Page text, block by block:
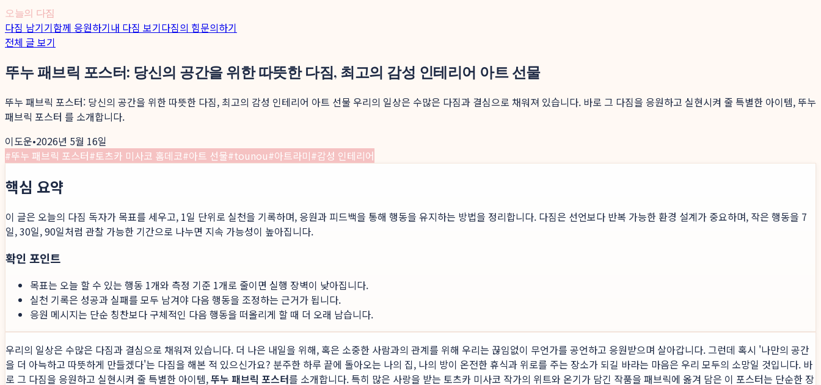
오늘의 다짐
다짐 남기기함께 응원하기내 다짐 보기다짐의 힘문의하기
전체 글 보기
뚜누 패브릭 포스터: 당신의 공간을 위한 따뜻한 다짐, 최고의 감성 인테리어 아트 선물
뚜누 패브릭 포스터: 당신의 공간을 위한 따뜻한 다짐, 최고의 감성 인테리어 아트 선물 우리의 일상은 수많은 다짐과 결심으로 채워져 있습니다. 바로 그 다짐을 응원하고 실현시켜 줄 특별한 아이템, 뚜누
패브릭 포스터 를 소개합니다.
이도운•2026년 5월 16일
#뚜누 패브릭 포스터#토츠카 미사코 홈데코#아트 선물#tounou#아트라미#감성 인테리어
핵심 요약
이 글은 오늘의 다짐 독자가 목표를 세우고, 1일 단위로 실천을 기록하며, 응원과 피드백을 통해 행동을 유지하는 방법을 정리합니다. 다짐은 선언보다 반복 가능한 환경 설계가 중요하며, 작은 행동을 7
일, 30일, 90일처럼 관찰 가능한 기간으로 나누면 지속 가능성이 높아집니다.
확인 포인트
목표는 오늘 할 수 있는 행동 1개와 측정 기준 1개로 줄이면 실행 장벽이 낮아집니다.
실천 기록은 성공과 실패를 모두 남겨야 다음 행동을 조정하는 근거가 됩니다.
응원 메시지는 단순 칭찬보다 구체적인 다음 행동을 떠올리게 할 때 더 오래 남습니다.
우리의 일상은 수많은 다짐과 결심으로 채워져 있습니다. 더 나은 내일을 위해, 혹은 소중한 사람과의 관계를 위해 우리는 끊임없이 무언가를 공언하고 응원받으며 살아갑니다. 그런데 혹시 '나만의 공간
을 더 아늑하고 따뜻하게 만들겠다'는 다짐을 해본 적 있으신가요? 분주한 하루 끝에 돌아오는 나의 집, 나의 방이 온전한 휴식과 위로를 주는 장소가 되길 바라는 마음은 우리 모두의 소망일 것입니다. 바
로 그 다짐을 응원하고 실현시켜 줄 특별한 아이템,뚜누 패브릭 포스터를 소개합니다. 특히 많은 사랑을 받는 토츠카 미사코 작가의 위트와 온기가 담긴 작품을 패브릭에 옮겨 담은 이 포스터는 단순한 장